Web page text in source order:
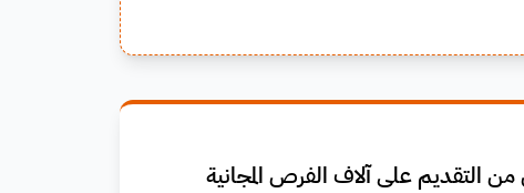
التقديم على آلاف الفرص المجانية